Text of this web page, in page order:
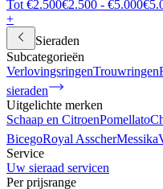
Tot €2.500€2.500 - €5.000
+
Sieraden
Subcategorieën
VerlovingsringenTrouwringen
sieraden
Uitgelichte merken
Schaap en CitroenPomellato
BicegoRoyal AsscherMessika
Service
Uw sieraad servicen
Per prijsrange